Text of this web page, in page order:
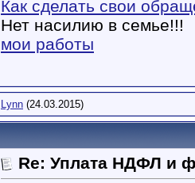
Как сделать свои
Нет насилию в семье!!!
мои работы
Lynn (24.03.2015)
Re: Уплата НДФЛ и